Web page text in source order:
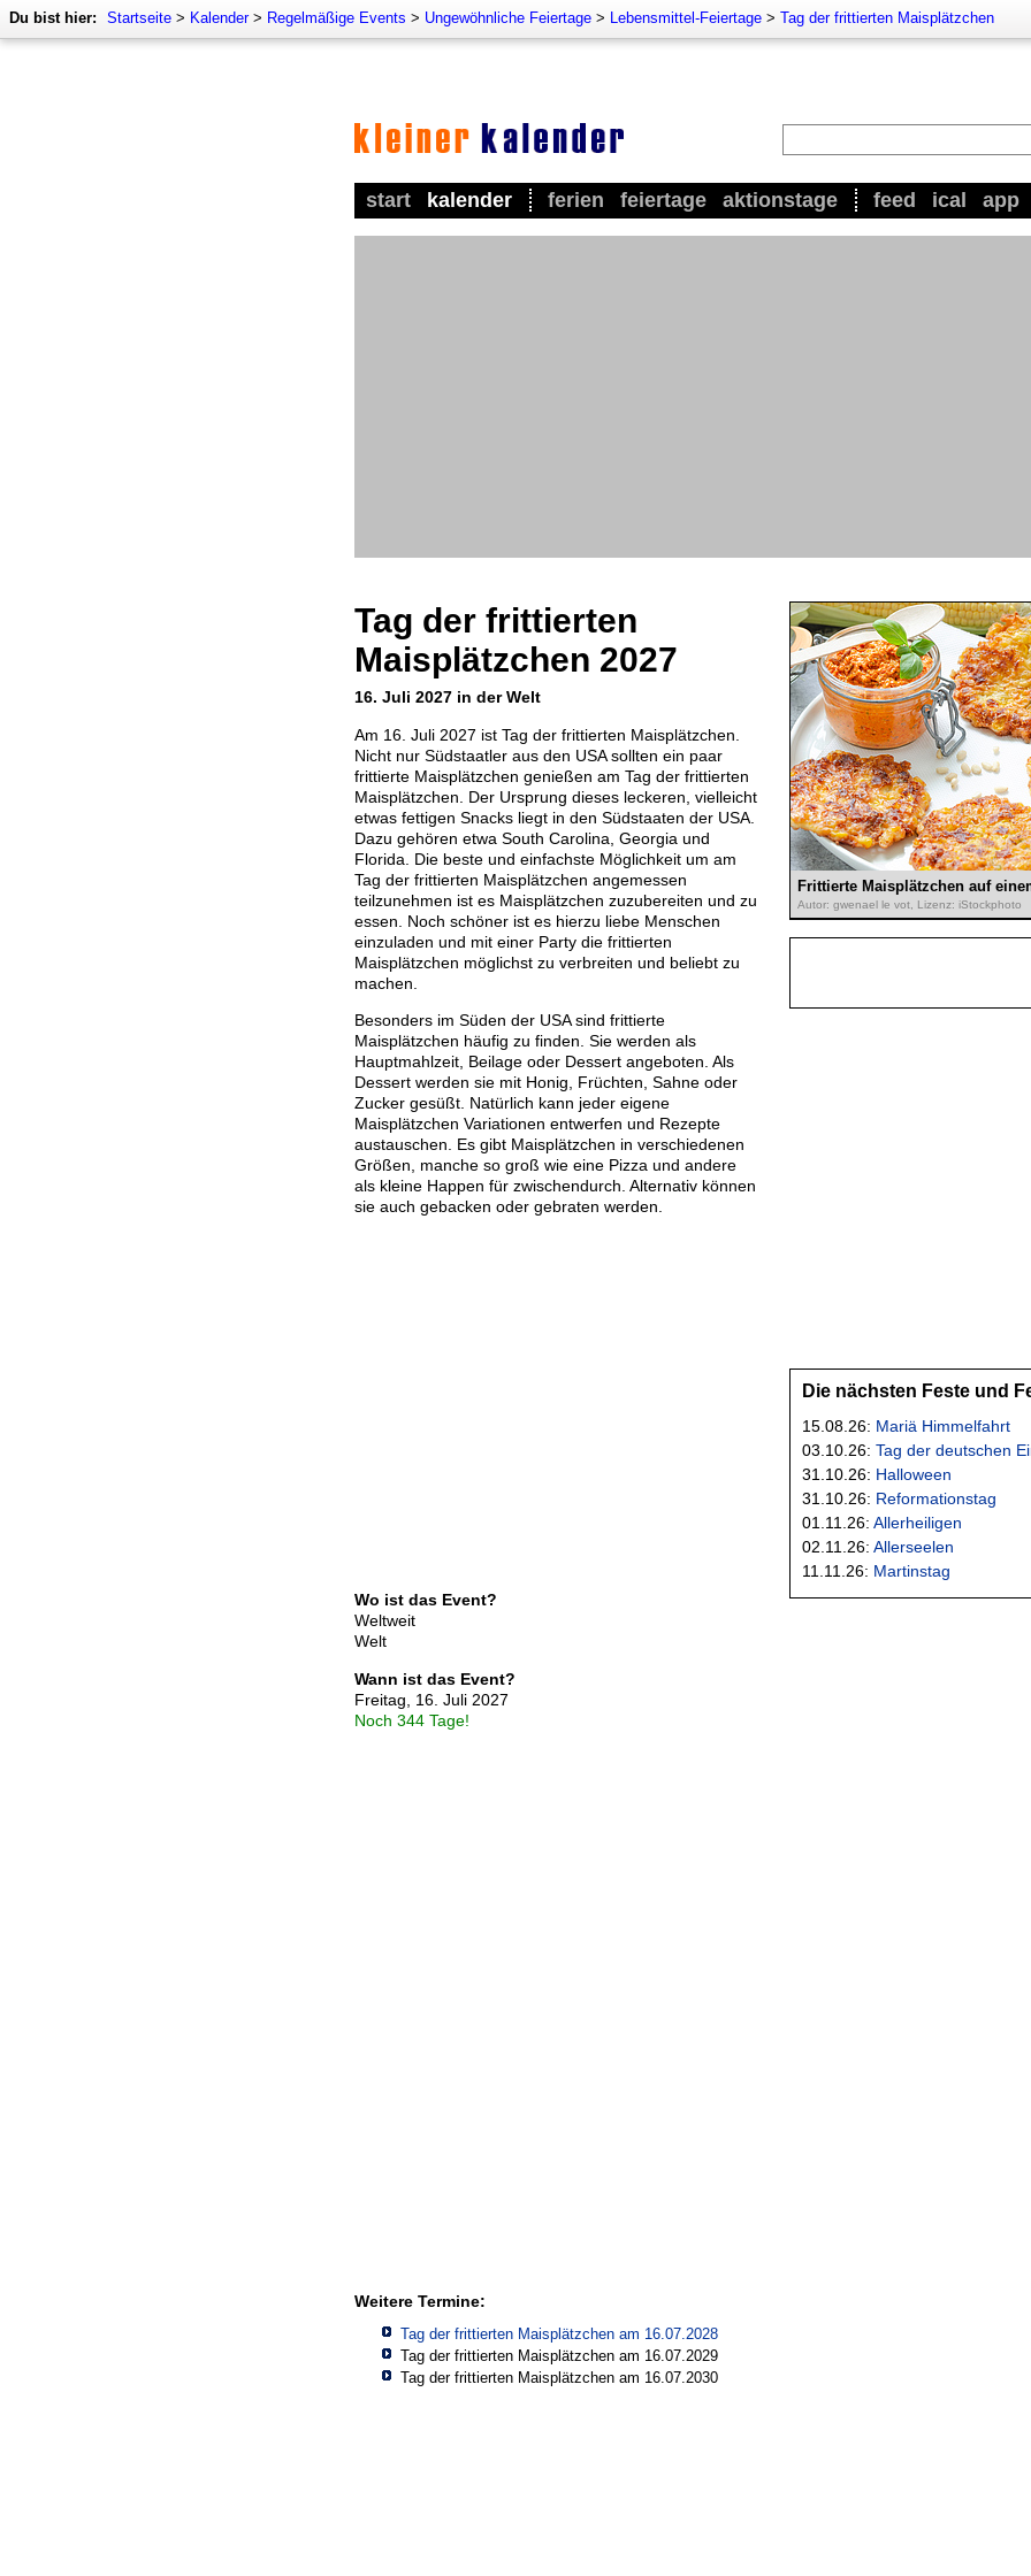
Du bist hier: Startseite > Kalender> Regelmäßige Events > Ungewöhnliche Feiertage > Lebensmittel-Feiertage > Tag der frittierten Maisplätzchen
start kalender ferien feiertage aktionstage feed ical app
Tag der frittierten
Maisplätzchen 2027
16. Juli 2027 in der Welt
Frittierte Maisplätzchen auf
Autor: gwenael le vot, Lizenz: iStockphoto
Am 16. Juli 2027 ist Tag der frittierten Maisplätzchen.
Nicht nur Südstaatler aus den USA sollten ein paar
frittierte Maisplätzchen genießen am Tag der frittierten
Maisplätzchen. Der Ursprung dieses leckeren, vielleicht
etwas fettigen Snacks liegt in den Südstaaten der USA.
Dazu gehören etwa South Carolina, Georgia und
Florida. Die beste und einfachste Möglichkeit um am
Tag der frittierten Maisplätzchen angemessen
teilzunehmen ist es Maisplätzchen zuzubereiten und zu
essen. Noch schöner ist es hierzu liebe Menschen
einzuladen und mit einer Party die frittierten
Maisplätzchen möglichst zu verbreiten und beliebt zu
machen.
Besonders im Süden der USA sind frittierte
Maisplätzchen häufig zu finden. Sie werden als
Hauptmahlzeit, Beilage oder Dessert angeboten. Als
Dessert werden sie mit Honig, Früchten, Sahne oder
Zucker gesüßt. Natürlich kann jeder eigene
Maisplätzchen Variationen entwerfen und Rezepte
austauschen. Es gibt Maisplätzchen in verschiedenen
Größen, manche so groß wie eine Pizza und andere
als kleine Happen für zwischendurch. Alternativ können
sie auch gebacken oder gebraten werden.
Wo ist das Event?
Weltweit
Welt
Wann ist das Event?
Freitag, 16. Juli 2027
Noch 344 Tage!
Weitere Termine:
Tag der frittierten Maisplätzchen am 16.07.2028
Tag der frittierten Maisplätzchen am 16.07.2029
Tag der frittierten Maisplätzchen am 16.07.2030
Die nächsten Feste und
15.08.26: Mariä Himmelfahrt
03.10.26: Tag der deutschen
31.10.26: Halloween
31.10.26: Reformationstag
01.11.26: Allerheiligen
02.11.26: Allerseelen
11.11.26: Martinstag